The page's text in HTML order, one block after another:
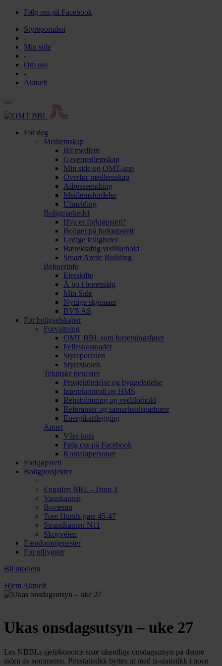
Følg oss på Facebook
Styreportalen
-
Min side
-
Om oss
-
Aktuelt
For deg
Medlemskap
Bli medlem
Gavemedlemskap
Min side og OMT-app
Overfør medlemskap
Adresseendring
Medlemsfordeler
Utmelding
Boligmarkedet
Hva er forkjøpsrett?
Boliger på forkjøpsrett
Ledige leiligheter
Bærekraftig vedlikehold
Smart Arctic Building
Beboerinfo
Eierskifte
Å bo i borettslag
Min Side
Nyttige skjemaer
BVS AS
For boligselskaper
Forvaltning
OMT BBL som forretningsfører
Felleskostnader
Styreportalen
Styreskolen
Tekniske tjenester
Prosjektledelse og byggeledelse
Internkontroll og HMS
Rehabilitering og vedlikehold
Referanser og samarbeidspartnere
Energikartlegging
Annet
Våre kurs
Følg oss på Facebook
Kontaktpersoner
Forkjøpsrett
Boligprosjekter
Engstien BRL - Trinn 3
Vannkanten
Bovieran
Tore Hunds gate 45-47
Strandkanten N11
Skogveien
Eiendomstjenester
For utbygger
Bli medlem
Hjem Aktuelt
Ukas onsdagsutsyn – uke 27
Les NBBLs sjeføkonoms siste ukentlige onsdagsutsyn på denne
siden av sommeren. Prisstatistikk byttes ut med is-statistikk i noen